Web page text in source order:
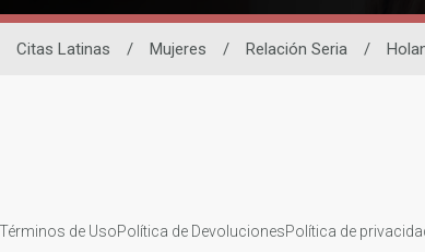
Citas Latinas / Mujeres / Relación Seria /
Términos de UsoPolítica de DevolucionesPolítica de